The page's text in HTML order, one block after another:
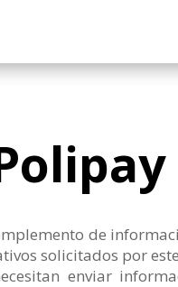
de
solicitados por
enviar